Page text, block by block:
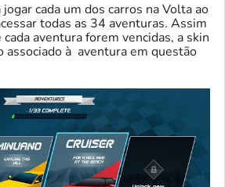
cada um dos carros na Volta ao
todas as 34 aventuras. Assim
aventura forem vencidas, a skin
associado à aventura em questão